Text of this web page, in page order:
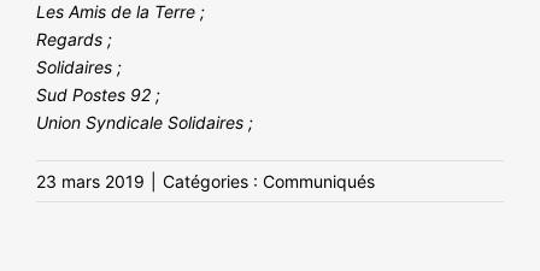
Les Amis de la Terre ;
Regards ;
Solidaires ;
Sud Postes 92 ;
Union Syndicale Solidaires ;
23 mars 2019 Catégories : Communiqués